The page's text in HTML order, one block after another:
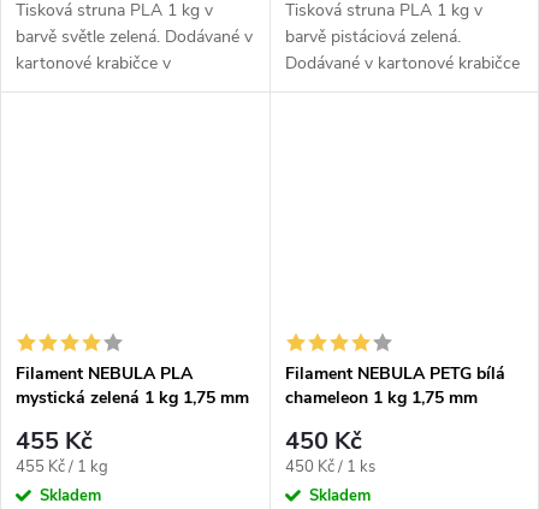
Tisková struna PLA 1 kg v
barvě světle zelená. Dodávané v
kartonové krabičce v
zavakuovaném obalu včetně
Tisková struna PLA 1 kg v
barvě pistáciová zelená.
Dodávané v kartonové krabičce
v zavakuovaném obalu včetně
Filament NEBULA PLA
mystická zelená 1 kg 1,75 mm
455 Kč
Měrná
cena:
455 Kč / 1 kg
Skladem
Filament NEBULA PETG bílá
chameleon 1 kg 1,75 mm
450 Kč
Měrná
cena:
450 Kč / 1 ks
Skladem